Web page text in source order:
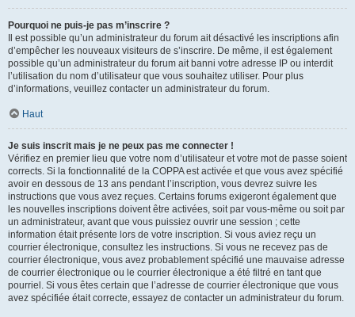
Pourquoi ne puis-je pas m’inscrire ?
Il est possible qu’un administrateur du forum ait désactivé les inscriptions afin
d’empêcher les nouveaux visiteurs de s’inscrire. De même, il est également
possible qu’un administrateur du forum ait banni votre adresse IP ou interdit
l’utilisation du nom d’utilisateur que vous souhaitez utiliser. Pour plus
d’informations, veuillez contacter un administrateur du forum.
Haut
Je suis inscrit mais je ne peux pas me connecter !
Vérifiez en premier lieu que votre nom d’utilisateur et votre mot de passe soient
corrects. Si la fonctionnalité de la COPPA est activée et que vous avez spécifié
avoir en dessous de 13 ans pendant l’inscription, vous devrez suivre les
instructions que vous avez reçues. Certains forums exigeront également que
les nouvelles inscriptions doivent être activées, soit par vous-même ou soit par
un administrateur, avant que vous puissiez ouvrir une session ; cette
information était présente lors de votre inscription. Si vous aviez reçu un
courrier électronique, consultez les instructions. Si vous ne recevez pas de
courrier électronique, vous avez probablement spécifié une mauvaise adresse
de courrier électronique ou le courrier électronique a été filtré en tant que
pourriel. Si vous êtes certain que l’adresse de courrier électronique que vous
avez spécifiée était correcte, essayez de contacter un administrateur du forum.